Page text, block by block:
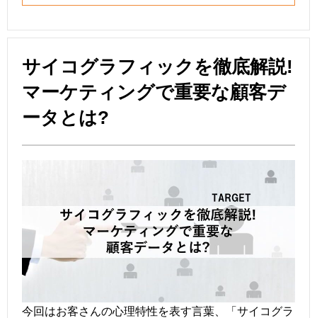
サイコグラフィックを徹底解説!
マーケティングで重要な顧客デ
ータとは?
今回はお客さんの心理特性を表す言葉、「サイコグラ